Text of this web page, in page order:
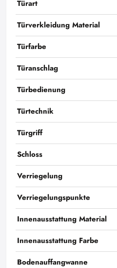
Türart
Türverkleidung Material
Türfarbe
Türanschlag
Türbedienung
Türtechnik
Türgriff
Schloss
Verriegelung
Verriegelungspunkte
Innenausstattung Material
Innenausstattung Farbe
Bodenauffangwanne